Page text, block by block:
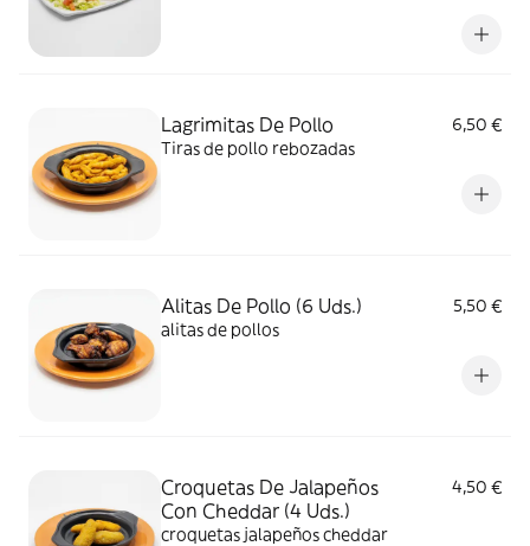
Lagrimitas De Pollo
6,50 €
Tiras de pollo rebozadas
Alitas De Pollo (6 Uds.)
5,50 €
alitas de pollos
Croquetas De Jalapeños
Con Cheddar (4 Uds.)
4,50 €
croquetas jalapeños cheddar